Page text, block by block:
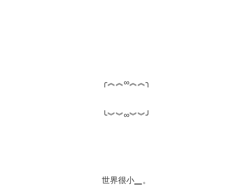
		╭︽︽∞︽︽╮
		╰︾︾∞︾︾╯
		世界很小▁。